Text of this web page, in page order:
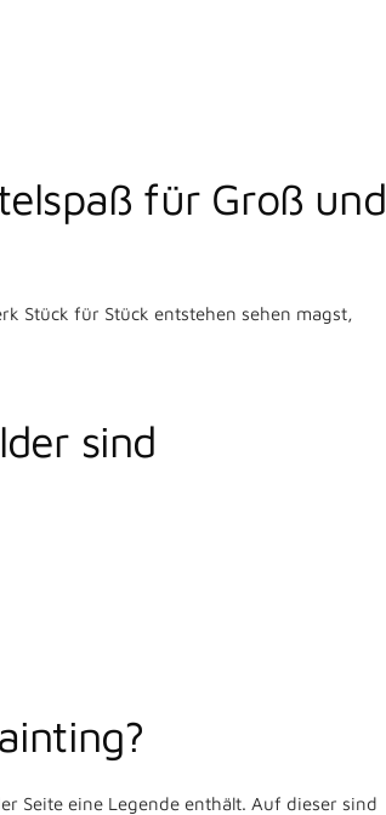
für Groß und
Stück für Stück entstehen sehen magst,
sind
Seite eine Legende enthält. Auf dieser sind